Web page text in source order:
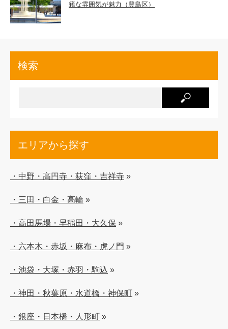
籍な雰囲気が魅力（豊島区）
検索
エリアから探す
・中野・高円寺・荻窪・吉祥寺 »
・三田・白金・高輪 »
・高田馬場・早稲田・大久保 »
・六本木・赤坂・麻布・虎ノ門 »
・池袋・大塚・赤羽・駒込 »
・神田・秋葉原・水道橋・神保町 »
・銀座・日本橋・人形町 »